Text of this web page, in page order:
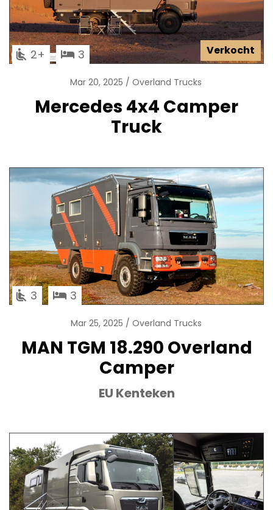
Verkocht
2 3
Mar 20, 2025 Overland Trucks
Mercedes 4x4 Camper
Truck
3 3
Mar 25, 2025 Overland Trucks
MAN TGM 18.290 Overland
Camper
EU Kenteken